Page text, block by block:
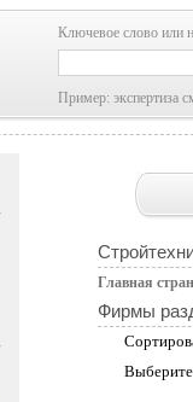
Ключевое слово или
Пример: экспертиза
Главная
Фирмы